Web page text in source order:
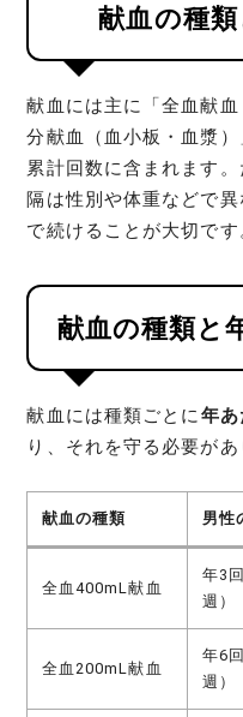
献血の種
献血には主に「全血献
分献血（血小板・血漿
累計回数に含まれます
隔は性別や体重などで
で続けることが大切です
献血の種類と
献血には種類ごとに年
り、それを守る必要があ
献血の種類 男性
全血400mL献血
年3
週）
全血200mL献血
年6
週）